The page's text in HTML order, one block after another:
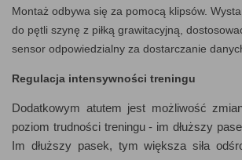
Montaż odbywa się za pomocą klipsów.
do pętli szynę z piłką grawitacyjną,
sensor odpowiedzialny za dostarczanie
Regulacja intensywności treningu
Dodatkowym atutem jest możliwość
poziom trudności treningu - im dłuższy
Im dłuższy pasek, tym większa siła